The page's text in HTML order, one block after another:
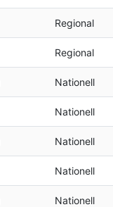
Regional
Regional
Nationell
Nationell
Nationell
Nationell
Nationell